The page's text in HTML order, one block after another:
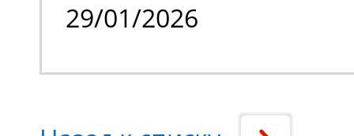
владельцем стало
производственное
29/01/2026